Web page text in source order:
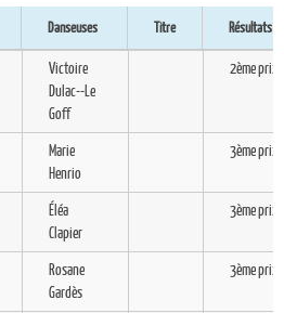
Danseuses Titre Résultats
Danseuses Résultats
Victoire
Dulac--Le
Goff
2ème prix
Marie
Henrio
3ème prix
Éléa
Clapier
3ème prix
Rosane
Gardès
3ème prix